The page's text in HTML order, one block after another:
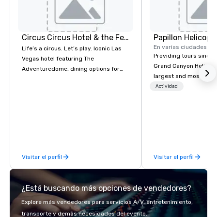
Circus Circus Hotel & the Festival Grounds
Life’s a circus. Let’s play. Iconic Las
Vegas hotel featuring The
Adventuredome, dining options for
Visitar el perfil
En varias ciudades
Providing tours since
Grand Canyon
largest and most
operator in the Grand
their wanderlust.
sightseeing excursion
Strip or soaring
through the Grand
expeditions will
Actividad
Visitar el perfil
¿Está buscando más opciones de vendedores?
Explore más vendedores para servicios A/V, entretenimiento,
transporte y demás necesidades del evento.